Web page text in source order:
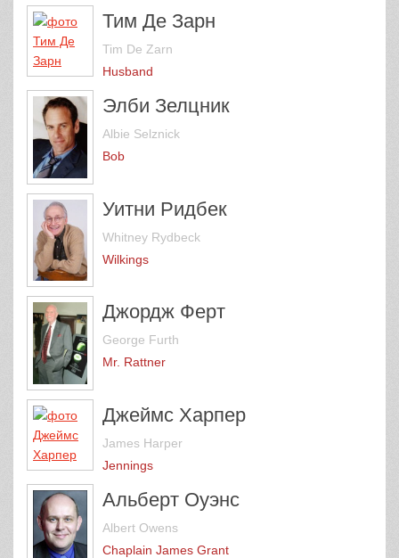
Тим Де Зарн
Tim De Zarn
Husband
Элби Зелцник
Albie Selznick
Bob
Уитни Ридбек
Whitney Rydbeck
Wilkings
Джордж Ферт
George Furth
Mr. Rattner
Джеймс Харпер
James Harper
Jennings
Альберт Оуэнс
Albert Owens
Chaplain James Grant